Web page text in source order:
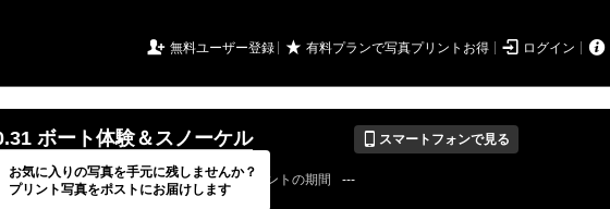
 無料ユーザー登録 ★ 有料プランで写真プリントお得  ログイン 
ボート体験＆スノーケル 📱 スマートフォンで見る
/ 10 / 31 公開終了日 無期限 イベントの期間
---
さん
写真の枚数 87 / 2000枚
お気に入りの写真を手元に残しませんか？
プリント写真をポストにお届けします